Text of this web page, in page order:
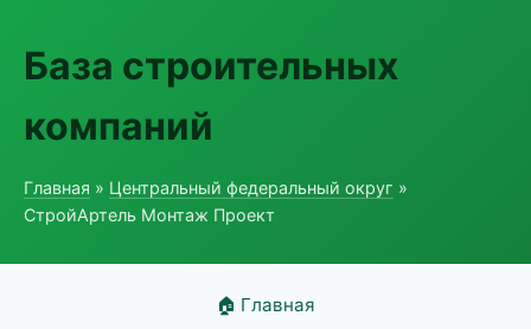
База строительных
компаний
Главная » Центральный федеральный округ »
СтройАртель Монтаж Проект
🏠 Главная